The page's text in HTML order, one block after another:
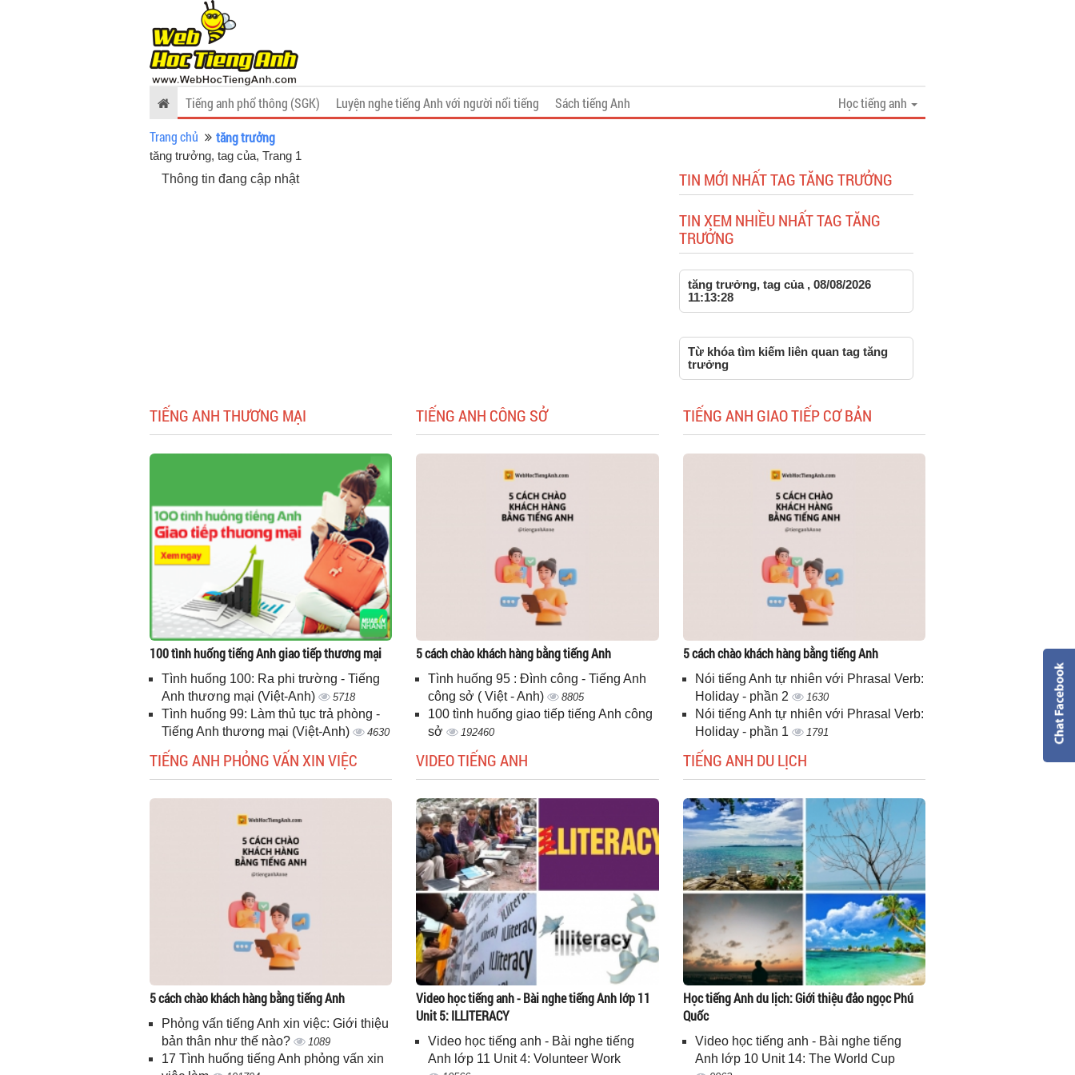
Tiếng anh phổ thông (SGK) Luyện nghe tiếng Anh với người nổi tiếng Sách tiếng Anh
Học tiếng anh
Trang chủ
tăng trưởng
tăng trưởng, tag của, Trang 1
Thông tin đang cập nhật
TIN MỚI NHẤT TAG TĂNG TRƯỞNG
TIN XEM NHIỀU NHẤT TAG TĂNG
TRƯỞNG
tăng trưởng, tag của , 08/08/2026
11:13:28
Từ khóa tìm kiếm liên quan tag tăng
trưởng
TIẾNG ANH THƯƠNG MẠI
100 tình huống tiếng Anh giao tiếp thương mại
Tình huống 100: Ra phi trường - Tiếng
Anh thương mại (Việt-Anh)
5718
Tình huống 99: Làm thủ tục trả phòng -
Tiếng Anh thương mại (Việt-Anh)
4630
TIẾNG ANH CÔNG SỞ
5 cách chào khách hàng bằng tiếng Anh
Tình huống 95 : Đình công - Tiếng Anh
công sở ( Việt - Anh)
8805
100 tình huống giao tiếp tiếng Anh công
sở
192460
TIẾNG ANH GIAO TIẾP CƠ BẢN
5 cách chào khách hàng bằng tiếng Anh
Nói tiếng Anh tự nhiên với Phrasal Verb:
Holiday - phần 2
1630
Nói tiếng Anh tự nhiên với Phrasal Verb:
Holiday - phần 1
1791
TIẾNG ANH PHỎNG VẤN XIN VIỆC
5 cách chào khách hàng bằng tiếng Anh
Phỏng vấn tiếng Anh xin việc: Giới thiệu
bản thân như thế nào?
1089
17 Tình huống tiếng Anh phỏng vấn xin
VIDEO TIẾNG ANH
Video học tiếng anh - Bài nghe tiếng Anh lớp 11
Unit 5: ILLITERACY
Video học tiếng anh - Bài nghe tiếng
Anh lớp 11 Unit 4: Volunteer Work
TIẾNG ANH DU LỊCH
Học tiếng Anh du lịch: Giới thiệu đảo ngọc Phú
Quốc
Video học tiếng anh - Bài nghe tiếng
Anh lớp 10 Unit 14: The World Cup